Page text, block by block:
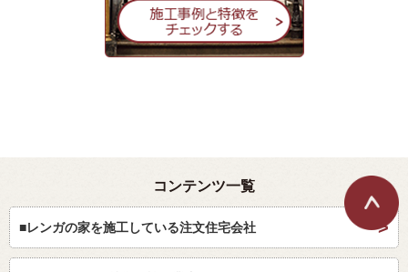
コンテンツ一覧
■レンガの家を施工している注文住宅会社